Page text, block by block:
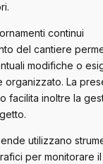
continui
del cantiere
modifiche o
organizzato. La
facilita inoltre la
utilizzano
per monitorare